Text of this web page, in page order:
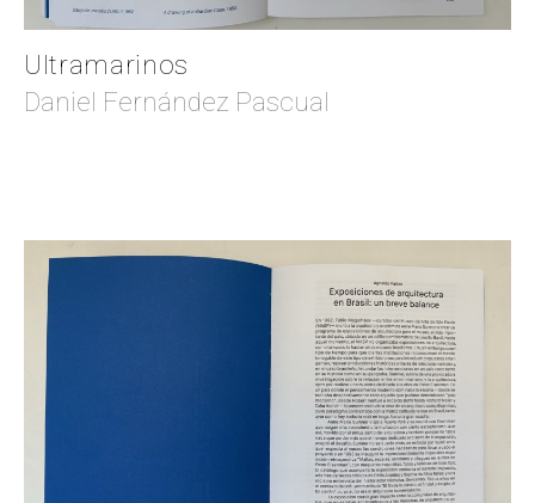
Ultramarinos
Daniel Fernández Pascual